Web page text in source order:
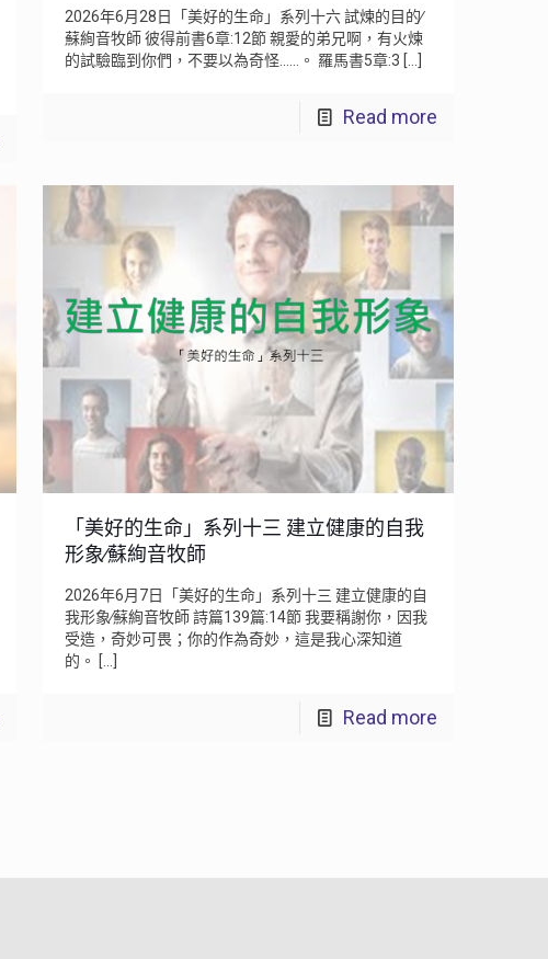
2026年6月28日「美好的生命」系列十六 試煉的目的∕
蘇絢音牧師 彼得前書6章:12節 親愛的弟兄啊，有火煉
的試驗臨到你們，不要以為奇怪……。 羅馬書5章:3 […]
Read more
「美好的生命」系列十三 建立健康的自我
形象∕蘇絢音牧師
2026年6月7日「美好的生命」系列十三 建立健康的自
我形象∕蘇絢音牧師 詩篇139篇:14節 我要稱謝你，因我
受造，奇妙可畏；你的作為奇妙，這是我心深知道
的。
[…]
Read more